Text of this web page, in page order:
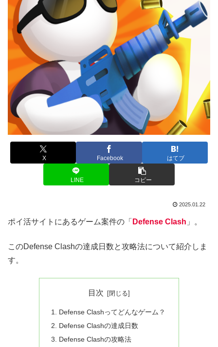
X Facebook はてブ
LINE コピー
2025.01.22
ポイ活サイトにあるゲーム案件の「 Defense Clash 」。
このDefense Clashの達成日数と攻略法について紹介しま
す。
目次
Defense Clashってどんなゲーム？
Defense Clashの達成日数
Defense Clashの攻略法